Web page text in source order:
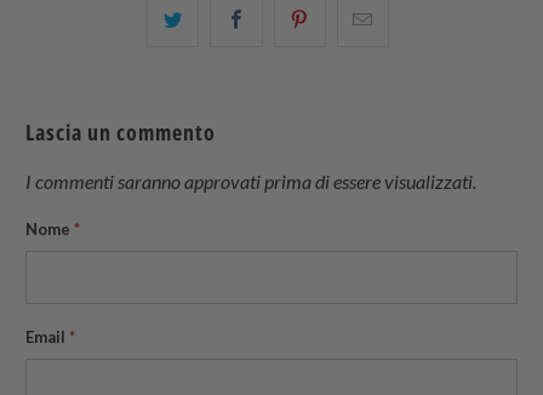
Condividi Share
Condividi
Lascia un commento
I commenti saranno approvati prima di essere visualizzati.
Nome *
Email *